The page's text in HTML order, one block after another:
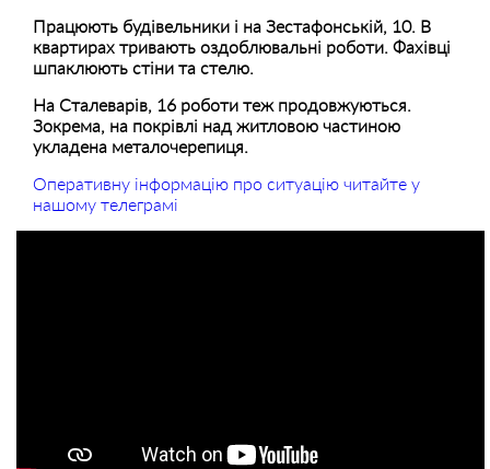
Працюють будівельники і на Зестафонській, 10. В
квартирах тривають оздоблювальні роботи. Фахівці
шпаклюють стіни та стелю.
На Сталеварів, 16 роботи теж продовжуються.
Зокрема, на покрівлі над житловою частиною
укладена металочерепиця.
Оперативну інформацію про ситуацію читайте у
нашому телеграмі